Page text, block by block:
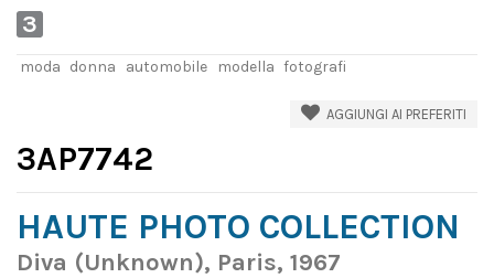
3
moda donna automobile modella fotografi
AGGIUNGI AI PREFERITI
3AP7742
HAUTE PHOTO COLLECTION
Diva (Unknown), Paris, 1967